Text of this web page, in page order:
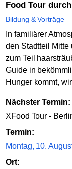
Food Tour
Bildung & Vorträge
In familiärer
den Stadtteil Mitte
zum Teil
Guide in
Hunger kommt,
Nächster Termin:
XFood Tour -
Termin:
Montag, 10.
Ort: